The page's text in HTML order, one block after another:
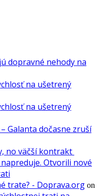
dopravné nehody na
na ušetrený
na ušetrený
Galanta dočasne zruší
no väčší kontrakt
Otvorili nové
trate? - Doprava.org on